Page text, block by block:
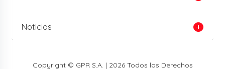
Noticias
Copyright © GPR S.A. | 2026 Todos los Derechos